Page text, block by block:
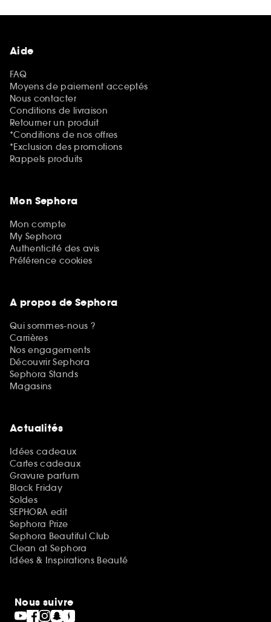
Aide
FAQ
Moyens de paiement acceptés
Nous contacter
Conditions de livraison
Retourner un produit
*Conditions de nos offres
*Exclusion des promotions
Rappels produits
Mon Sephora
Mon compte
My Sephora
Authenticité des avis
Préférence cookies
A propos de Sephora
Qui sommes-nous ?
Carrières
Nos engagements
Découvrir Sephora
Sephora Stands
Magasins
Actualités
Idées cadeaux
Cartes cadeaux
Gravure parfum
Black Friday
Soldes
SEPHORA edit
Sephora Prize
Sephora Beautiful Club
Clean at Sephora
Idées & Inspirations Beauté
Nous suivre